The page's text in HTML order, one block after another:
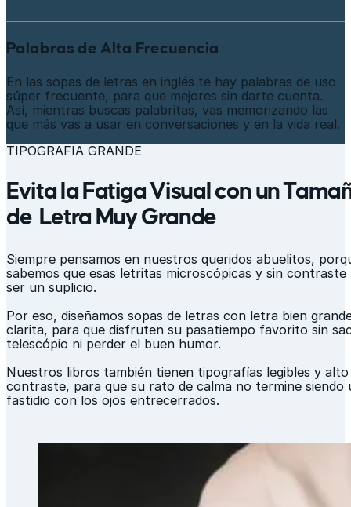
Palabras de Alta Frecuencia
En las sopas de letras en inglés te hay palabras de uso
súper frecuente, para que mejores sin darte cuenta.
Así, mientras buscas palabritas, vas memorizando las
que más vas a usar en conversaciones y en la vida real.
TIPOGRAFIA GRANDE
Evita la Fatiga Visual con un
de Letra Muy Grande
Siempre pensamos en nuestros queridos abuelitos,
sabemos que esas letritas microscópicas y sin contraste
ser un suplicio.
Por eso, diseñamos sopas de letras con letra bien
clarita, para que disfruten su pasatiempo favorito sin
telescópio ni perder el buen humor.
Nuestros libros también tienen tipografías legibles y alto
contraste, para que su rato de calma no termine siendo
fastidio con los ojos entrecerrados.